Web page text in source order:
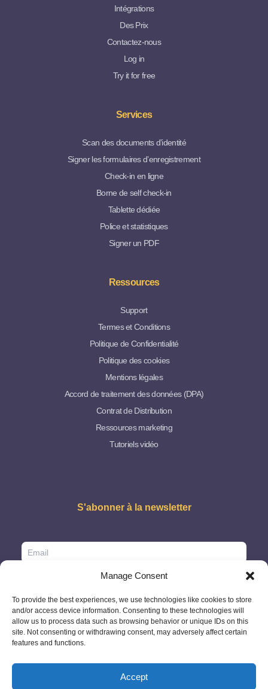
Manage Consent
To provide the best experiences, we use technologies like cookies to store
and/or access device information. Consenting to these technologies will
allow us to process data such as browsing behavior or unique IDs on this
site. Not consenting or withdrawing consent, may adversely affect certain
features and functions.
Accept
Intégrations
Des Prix
Contactez-nous
Log in
Try it for free
Services
Scan des documents d’identité
Signer les formulaires d’enregistrement
Check-in en ligne
Borne de self check-in
Tablette dédiée
Police et statistiques
Signer un PDF
Ressources
Support
Termes et Conditions
Politique de Confidentialité
Politique des cookies
Mentions légales
Accord de traitement des données (DPA)
Contrat de Distribution
Ressources marketing
Tutoriels vidéo
S'abonner à la newsletter